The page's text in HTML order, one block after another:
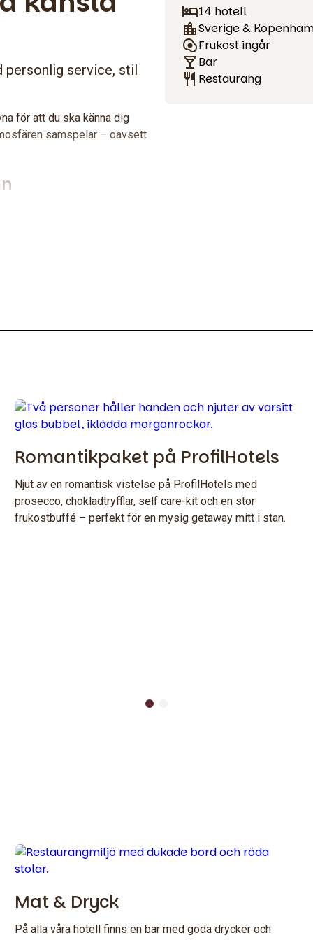
service, stil
för att du ska känna dig
samspelar – oavsett
14 hotell
Sverige &
Frukost ingår
Bar
Restaurang
Romantikpaket på ProfilHotels
Njut av en romantisk vistelse på ProfilHotels med
prosecco, chokladtryfflar, self care-kit och en stor
frukostbuffé – perfekt för en mysig getaway mitt i stan.
Mat & Dryck
På alla våra hotell finns en bar med goda drycker och